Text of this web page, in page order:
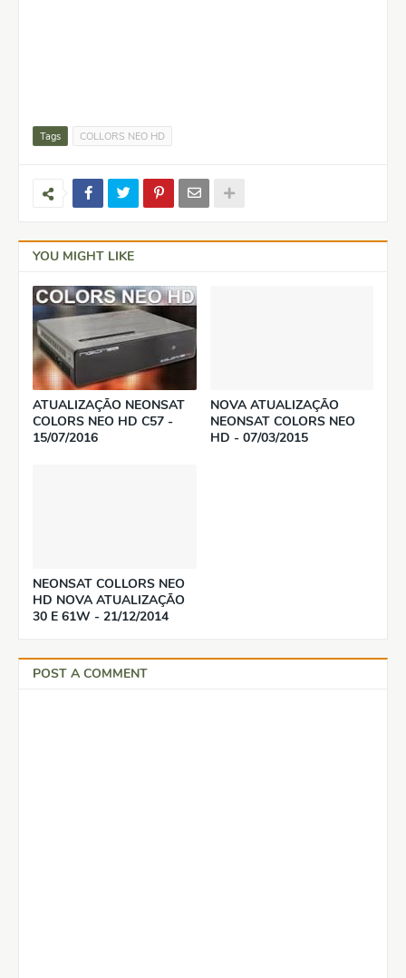
Tags COLLORS NEO HD
YOU MIGHT LIKE
ATUALIZAÇÃO NEONSAT
COLORS NEO HD C57 -
15/07/2016
NOVA ATUALIZAÇÃO
NEONSAT COLORS NEO
HD - 07/03/2015
NEONSAT COLLORS NEO
HD NOVA ATUALIZAÇÃO
30 E 61W - 21/12/2014
POST A COMMENT